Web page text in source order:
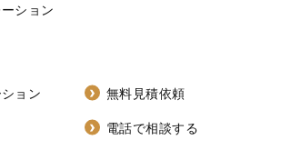
ション
ョン 無料見積依頼
電話で相談する